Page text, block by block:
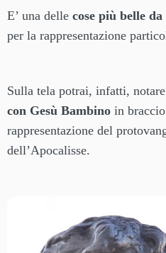
E’ una delle cose più belle
per la rappresentazione
Sulla tela potrai, infatti, notare
con Gesù Bambino in
rappresentazione del
dell’Apocalisse.